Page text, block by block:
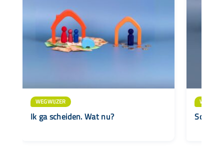
WEGWIJZER
Ik ga scheiden. Wat nu?